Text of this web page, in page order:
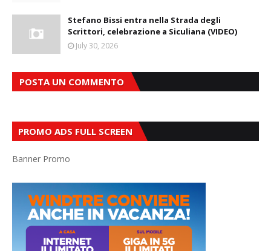
Stefano Bissi entra nella Strada degli
Scrittori, celebrazione a Siculiana (VIDEO)
July 30, 2026
POSTA UN COMMENTO
PROMO ADS FULL SCREEN
Banner Promo